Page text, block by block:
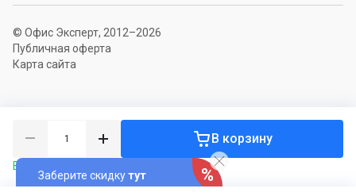
В корзину
В наличии 177 шт.
Заберите скидкутут
© Офис Эксперт, 2012–2026
Публичная оферта
Карта сайта